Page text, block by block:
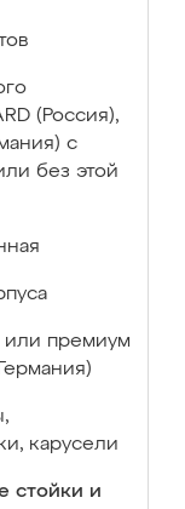
(Россия),
с
без этой
или премиум
карусели
стойки и